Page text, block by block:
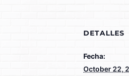
DETALLES
Fecha:
October 22,